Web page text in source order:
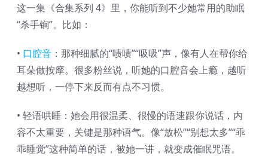
这一集《合集系列 4》里，你能听到不少她常用的助眠
“杀手锏”。比如：
• 口腔音 ：那种细腻的“啧啧”“吸吸”声，像有人在帮你给
耳朵做按摩。很多粉丝说，听她的口腔音会上瘾，越听
越想听，一停下来反而有点不习惯。
• 轻语哄睡：她会用很温柔、很慢的语速跟你说话，内
容不太重要，关键是那种语气。像“放松”“别想太多”“乖
乖睡觉”这种简单的话，被她一讲，就变成催眠咒语。